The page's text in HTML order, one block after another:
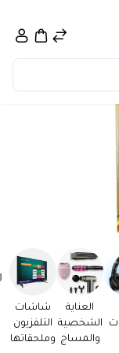
العناية
الشخصية
والمساج
شاشات
التلفزيون
وملحقاتها